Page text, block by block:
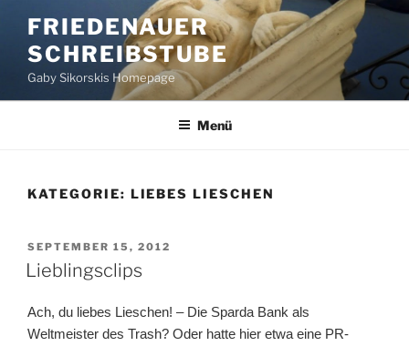
Inhalt
springen
FRIEDENAUER
SCHREIBSTUBE
Gaby Sikorskis Homepage
Menü
KATEGORIE: LIEBES LIESCHEN
VERÖFFENTLICHT
AM
SEPTEMBER 15, 2012
Lieblingsclips
Ach, du liebes Lieschen! – Die Sparda Bank als
Weltmeister des Trash? Oder hatte hier etwa eine PR-